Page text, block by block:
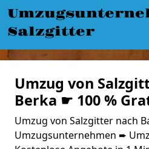
Salzgitter
Umzug von
Berka ☛ 100 %
Umzug von Salzgitter nach
Umzugsunternehmen ➨